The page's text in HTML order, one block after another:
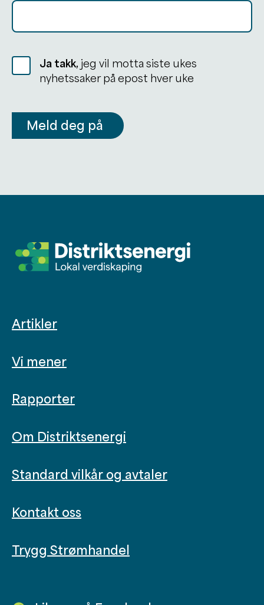
Ja takk, jeg vil motta siste ukes
nyhetssaker på epost hver uke
Meld deg på
Artikler
Vi mener
Rapporter
Om Distriktsenergi
Standard vilkår og avtaler
Kontakt oss
Trygg Strømhandel